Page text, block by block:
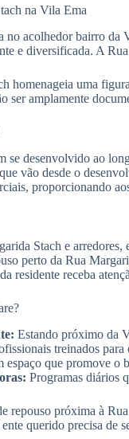
na Vila Ema
no acolhedor bairro da
e diversificada. A
homenageia uma
ser amplamente
desenvolvido ao
vão desde o
proporcionando
Stach e
perto da Rua
residente receba
Estando próximo da
treinados para
espaço que promove o
Programas diários
repouso próxima à
querido precisa